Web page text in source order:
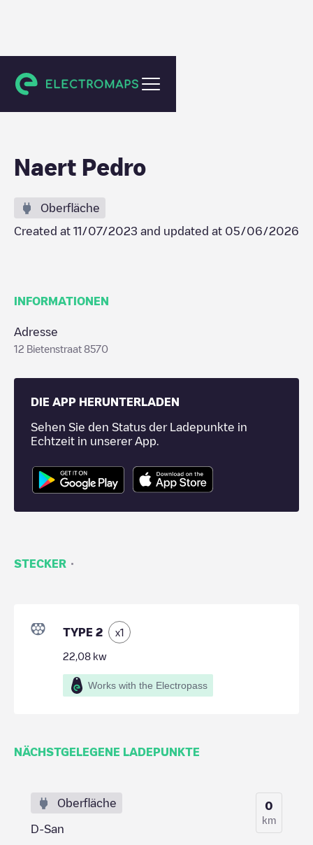
Anzegem
Naert Pedro
Oberfläche
Created at 11/07/2023 and updated at 05/06/2026
INFORMATIONEN
Adresse
12 Bietenstraat 8570
DIE APP HERUNTERLADEN
Sehen Sie den Status der Ladepunkte in
Echtzeit in unserer App.
STECKER ·
TYPE 2 x1
22,08 kw
Works with the Electropass
NÄCHSTGELEGENE LADEPUNKTE
Oberfläche
D-San
0
km